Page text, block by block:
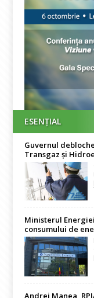
ESENȚIAL
Guvernul
Transgaz și
Ministerul
consumului de
Andrei Manea,